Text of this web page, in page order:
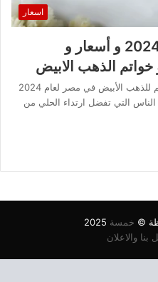
اسعار
سعر جرام الذهب الأبيض 2024 و أسعار و
الذهب الابيض
سعر جرام الذهب الأبيض، أسعار الخواتم للذهب الأبيض في مصر لعام 2024
التي تفضل ارتداء الحلي من
© خمسة
بنا والاعلان